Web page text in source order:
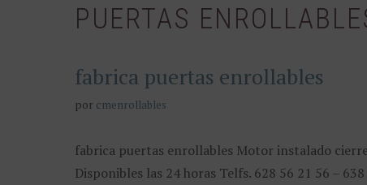
PUERTAS
fabrica puertas enrollables
por cmenrollables
fabrica puertas enrollables Motor instalado
Disponibles las 24 horas Telfs. 628 56 21 56 –